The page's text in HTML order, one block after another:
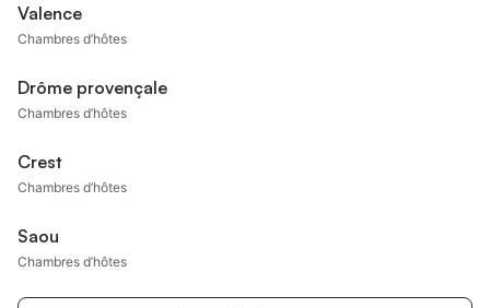
Valence
Chambres d’hôtes
Drôme provençale
Chambres d’hôtes
Crest
Chambres d’hôtes
Saou
Chambres d’hôtes